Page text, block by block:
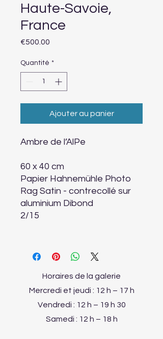
Haute-Savoie,
France
€500.00
Quantité *
Ajouter au panier
Ambre de l’AlPe
60 x 40 cm
Papier Hahnemühle Photo
Rag Satin - contrecollé sur
aluminium Dibond
2/15
Horaires de la galerie
Mercredi et jeudi : 12 h – 17 h
Vendredi : 12 h – 19 h 30
Samedi : 12 h – 18 h